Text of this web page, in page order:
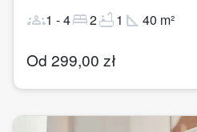
groups1 -4bed2bathtub1 square_foot 40 m²
Od 299,00 zł